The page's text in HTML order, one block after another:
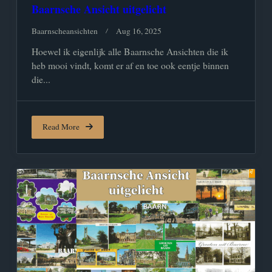
Baarnsche Ansicht uitgelicht
Baarnscheansichten Aug 16, 2025
Hoewel ik eigenlijk alle Baarnsche Ansichten die ik
heb mooi vindt, komt er af en toe ook eentje binnen
die...
Read More